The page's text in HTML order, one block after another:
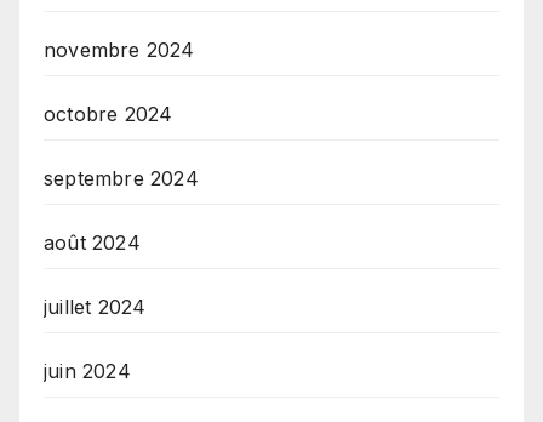
novembre 2024
octobre 2024
septembre 2024
août 2024
juillet 2024
juin 2024